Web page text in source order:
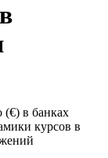
в банках
курсов в